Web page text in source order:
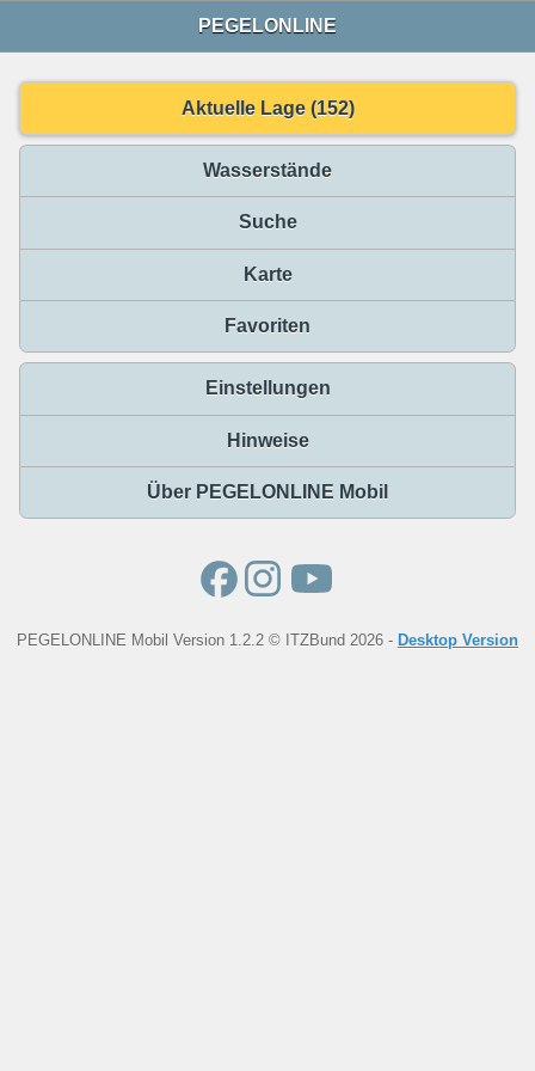
PEGELONLINE
Aktuelle Lage (152)
Wasserstände
Suche
Karte
Favoriten
Einstellungen
Hinweise
Über PEGELONLINE Mobil
PEGELONLINE Mobil Version 1.2.2 © ITZBund 2026 - Desktop Version